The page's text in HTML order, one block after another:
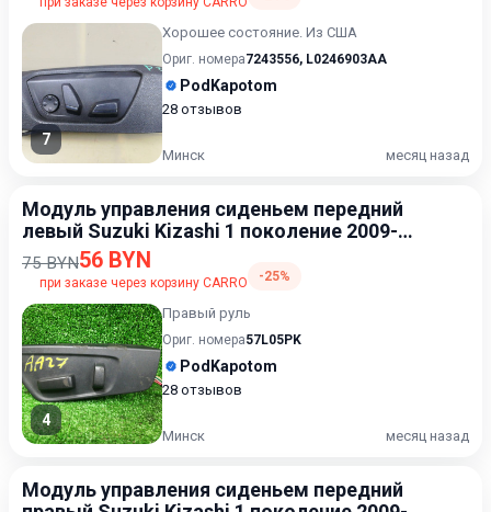
7
Хорошее состояние. Из США
Ориг. номера7243556, L0246903AA
PodKapotom
28 отзывов
Минск месяц назад
Модуль управления сиденьем передний
левый Suzuki Kizashi 1 поколение 2009-
2015
75 BYN56 BYN
при заказе через корзину CARRO -25%
4
Правый руль
Ориг. номера57L05PK
PodKapotom
28 отзывов
Минск месяц назад
Модуль управления сиденьем передний